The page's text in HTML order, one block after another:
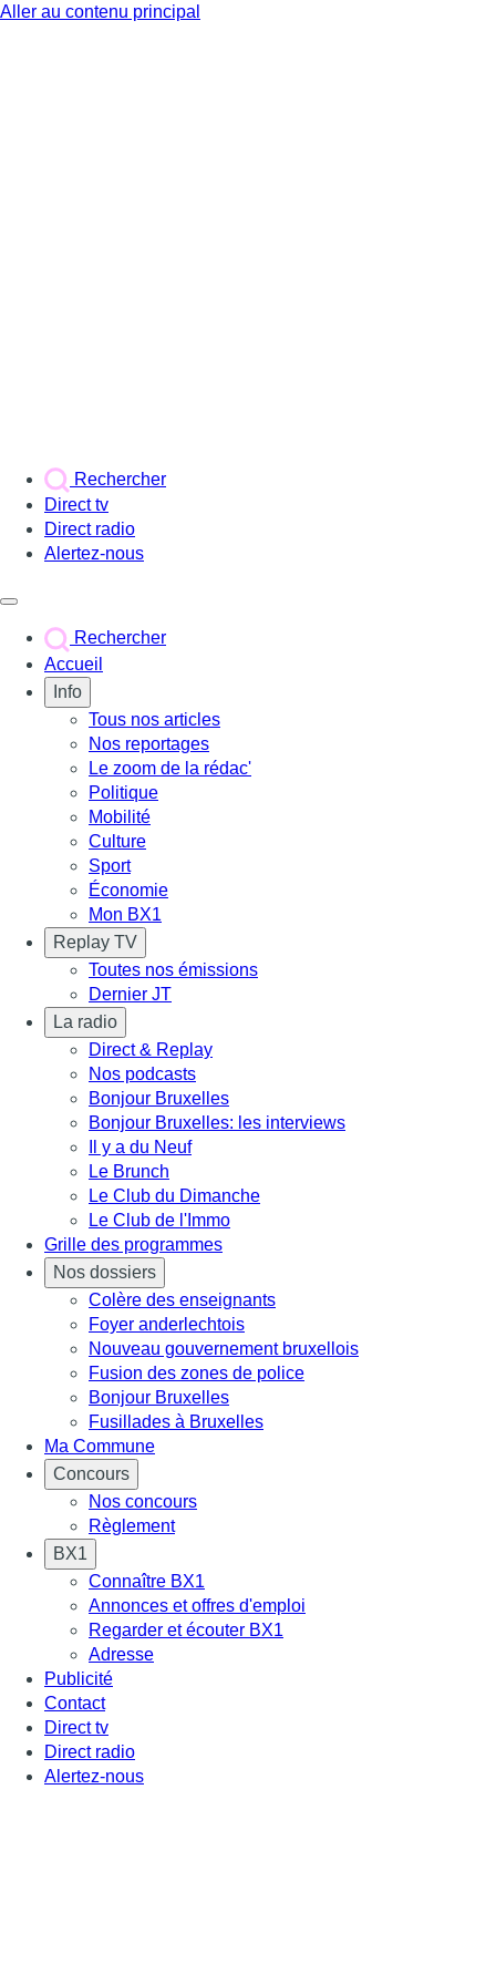
Aller au contenu principal
Rechercher
Direct tv
Direct radio
Alertez-nous
Rechercher
Accueil
Info
Tous nos articles
Nos reportages
Le zoom de la rédac'
Politique
Mobilité
Culture
Sport
Économie
Mon BX1
Replay TV
Toutes nos émissions
Dernier JT
La radio
Direct & Replay
Nos podcasts
Bonjour Bruxelles
Bonjour Bruxelles: les interviews
Il y a du Neuf
Le Brunch
Le Club du Dimanche
Le Club de l'Immo
Grille des programmes
Nos dossiers
Colère des enseignants
Foyer anderlechtois
Nouveau gouvernement bruxellois
Fusion des zones de police
Bonjour Bruxelles
Fusillades à Bruxelles
Ma Commune
Concours
Nos concours
Règlement
BX1
Connaître BX1
Annonces et offres d'emploi
Regarder et écouter BX1
Adresse
Publicité
Contact
Direct tv
Direct radio
Alertez-nous